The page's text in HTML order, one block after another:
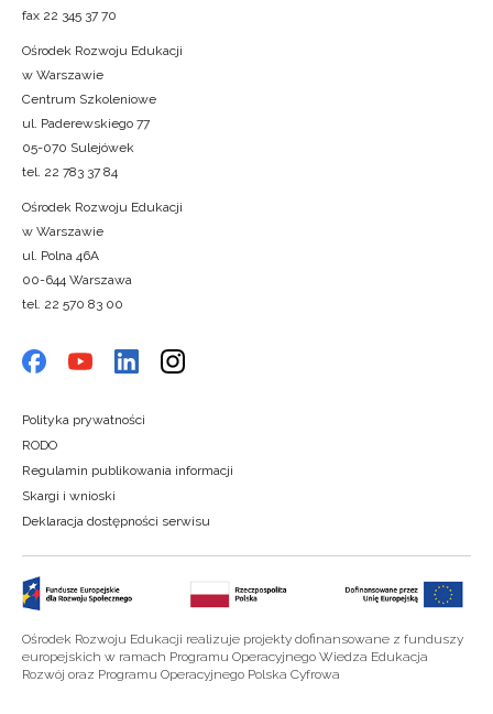
fax 22 345 37 70
Ośrodek Rozwoju Edukacji
w Warszawie
Centrum Szkoleniowe
ul. Paderewskiego 77
05-070 Sulejówek
tel. 22 783 37 84
Ośrodek Rozwoju Edukacji
w Warszawie
ul. Polna 46A
00-644 Warszawa
tel. 22 570 83 00
Polityka prywatności
RODO
Regulamin publikowania informacji
Skargi i wnioski
Deklaracja dostępności serwisu
Ośrodek Rozwoju Edukacji realizuje projekty dofinansowane z funduszy
europejskich w ramach Programu Operacyjnego Wiedza Edukacja
Rozwój oraz Programu Operacyjnego Polska Cyfrowa